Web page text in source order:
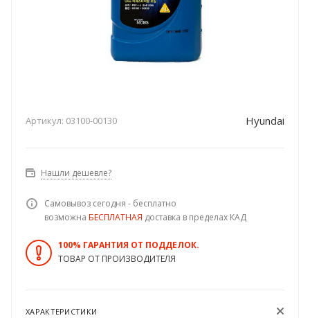
Артикул: 03100-00130 Hyundai
Нашли дешевле?
Самовывоз сегодня - бесплатно
возможна БЕСПЛАТНАЯ доставка в пределах КАД
100% ГАРАНТИЯ ОТ ПОДДЕЛОК.
ТОВАР ОТ ПРОИЗВОДИТЕЛЯ
ХАРАКТЕРИСТИКИ